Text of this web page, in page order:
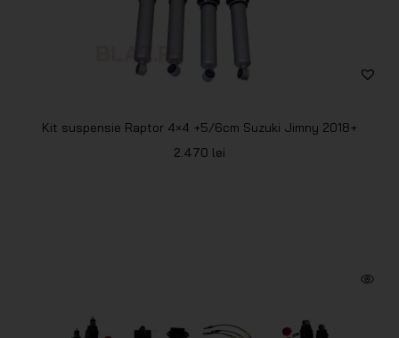
Kit suspensie Raptor 4×4 +5/6cm Suzuki Jimny 2018+
2.470 lei